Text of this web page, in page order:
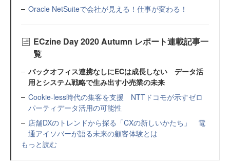
Oracle NetSuiteで会社が見える！仕事が変わる！
ECzine Day 2020 Autumn レポート連載記事一
覧
バックオフィス連携なしにECは成長しない データ活
用とシステム戦略で生み出す小売業の未来
Cookie-less時代の集客を支援 NTTドコモが示すゼロ
パーティデータ活用の可能性
店舗DXのトレンドから探る「CXの新しいかたち」 電
通アイソバーが語る未来の顧客体験とは
もっと読む